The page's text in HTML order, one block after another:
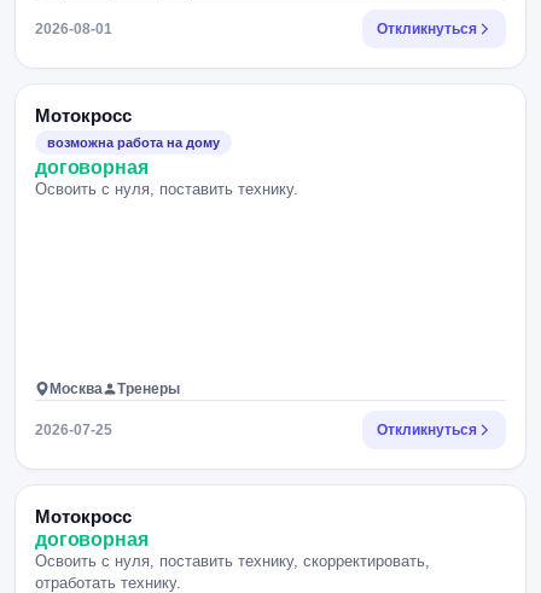
2026-08-01 Откликнуться
Мотокросс
возможна работа на дому
договорная
Освоить с нуля, поставить технику.
Москва Тренеры
2026-07-25 Откликнуться
Мотокросс
договорная
Освоить с нуля, поставить технику, скорректировать,
отработать технику.